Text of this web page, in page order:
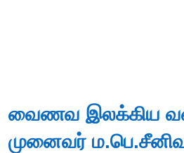
வைணவ இலக்கிய
முனைவர்